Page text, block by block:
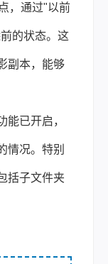
，通过"以前
的状态。这
副本，能够
能已开启，
情况。特别
括子文件夹